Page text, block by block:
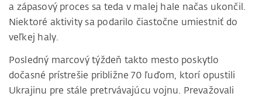
a zápasový proces sa teda v malej hale načas ukončil.
Niektoré aktivity sa podarilo čiastočne umiestniť do
veľkej haly.
Posledný marcový týždeň takto mesto poskytlo
dočasné prístrešie približne 70 ľuďom, ktorí opustili
Ukrajinu pre stále pretrvávajúcu vojnu. Prevažovali